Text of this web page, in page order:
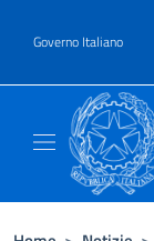
Governo Italiano